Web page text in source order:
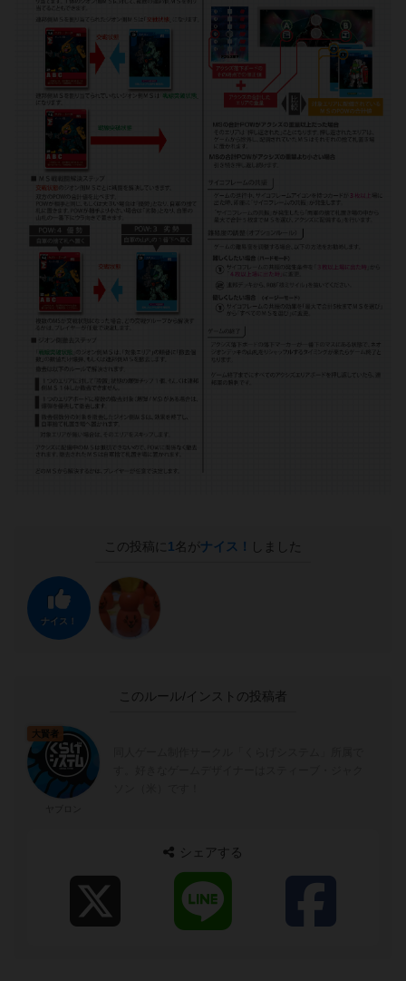
この投稿に 1 名がナイス！ しました
ナイス！
このルール/インストの投稿者
大賢者
シェアする